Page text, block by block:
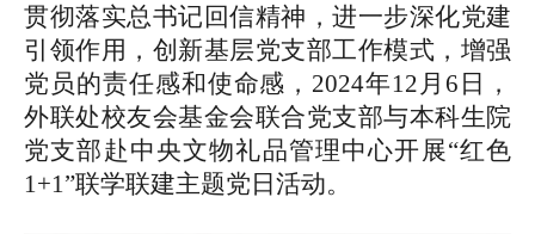
贯彻落实总书记回信精神，进一步深化党建
引领作用，创新基层党支部工作模式，增强
党员的责任感和使命感，2024年12月6日，
外联处校友会基金会联合党支部与本科生院
党支部赴中央文物礼品管理中心开展“红色
1+1”联学联建主题党日活动。